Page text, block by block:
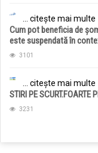
... citește mai multe
Cum pot beneficia de
este suspendată în
3101
... citește mai multe
STIRI PE SCURT.FOARTE
3231